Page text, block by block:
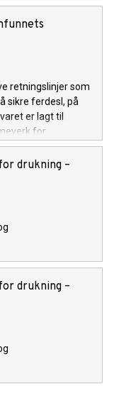
for alvor kom til
retningslinjer som
sikre ferdesl, på
er lagt til
for
drukning –
drukning –